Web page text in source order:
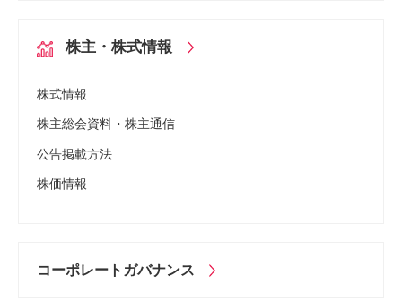
株主・株式情報
株式情報
株主総会資料・株主通信
公告掲載方法
株価情報
コーポレート ガバナンス